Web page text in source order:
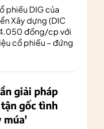
phiếu DIG của
Xây dựng (DIC
đồng/cp với
cổ phiếu – đứng
giải pháp
gốc tình
múa'